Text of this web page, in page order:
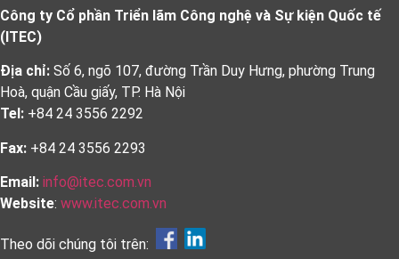
Công ty Cổ phần Triển lãm Công nghệ và Sự kiện Quốc tế
(ITEC)
Địa chỉ: Số 6, ngõ 107, đường Trần Duy Hưng, phường Trung
Hoà, quận Cầu giấy, TP. Hà Nội
Tel: +84 24 3556 2292
Fax: +84 24 3556 2293
Email: info@itec.com.vn
Website: www.itec.com.vn
Theo dõi chúng tôi trên: